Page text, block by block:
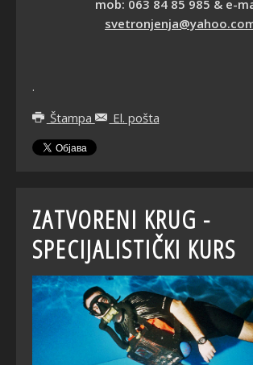
mob: 063 84 85 985 & e-
.
Štampa
El. pošta
ZATVORENI KRUG -
SPECIJALISTIČKI KURS